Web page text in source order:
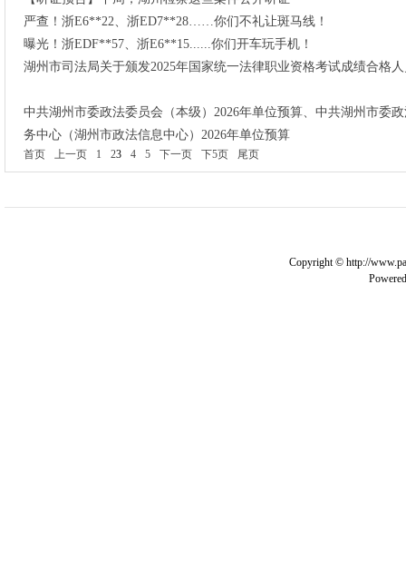
严查！浙E6**22、浙ED7**28……你们不礼让斑马线！
曝光！浙EDF**57、浙E6**15......你们开车玩手机！
湖州市司法局关于颁发2025年国家统一法律职业资格考试成绩合格
中共湖州市委政法委员会（本级）2026年单位预算、中共湖州市委
务中心（湖州市政法信息中心）2026年单位预算
首页 上一页 1 23 4 5 下一页 下5页 尾页
Copyright © http://